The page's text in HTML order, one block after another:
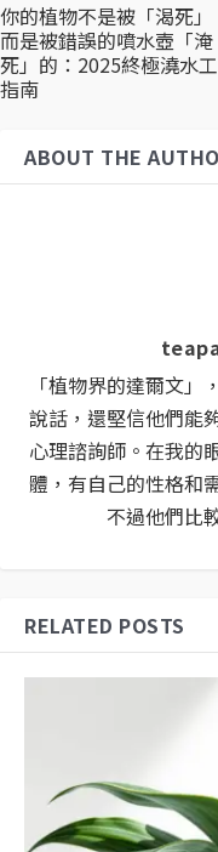
你的植物不是被「渴死」
而是被錯誤的噴水壺「淹
死」的：2025終極澆水
指南
ABOUT THE
「植物界的達爾文
說話，還堅信他們能
心理諮詢師。在我的
體，有自己的性格和
不過他們比
RELATED POSTS